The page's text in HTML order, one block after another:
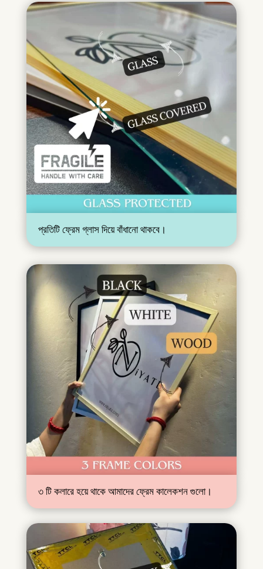
প্রতিটি ফ্রেম গ্লাস দিয়ে বাঁধানো থাকবে।
৩ টি কলারে হয়ে থাকে আমাদের ফ্রেম কালেকশন গুলো।